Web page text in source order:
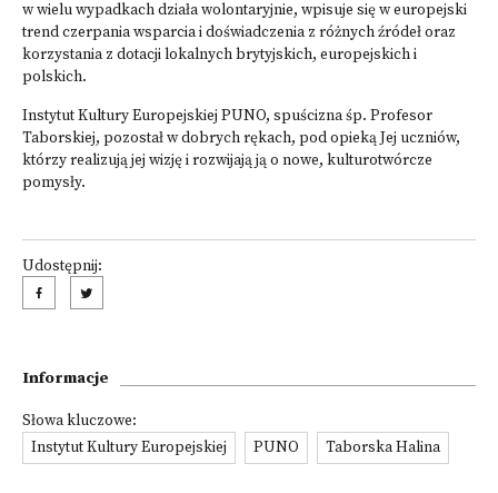
w wielu wypadkach działa wolontaryjnie, wpisuje się w europejski
trend czerpania wsparcia i doświadczenia z różnych źródeł oraz
korzystania z dotacji lokalnych brytyjskich, europejskich i
polskich.
Instytut Kultury Europejskiej PUNO, spuścizna śp. Profesor
Taborskiej, pozostał w dobrych rękach, pod opieką Jej uczniów,
którzy realizują jej wizję i rozwijają ją o nowe, kulturotwórcze
pomysły.
Udostępnij:
Informacje
Słowa kluczowe:
Instytut Kultury Europejskiej
PUNO Taborska Halina